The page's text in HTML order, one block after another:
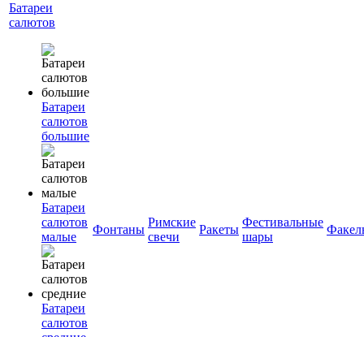
Батареи
салютов
Батареи
салютов
большие
Батареи
салютов
малые
Батареи
салютов
Фонтаны
Римские
свечи
Ракеты
Фестивальные
шары